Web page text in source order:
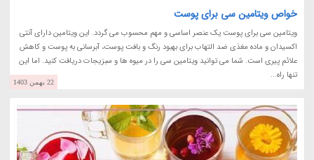
خواص ویتامین سی برای پوست
ویتامین سی برای پوست یک عنصر اساسی و مهم محسوب می گردد. این ویتامین دارای آنتی
اکسیدان و ماده مغذی ضد التهاب برای بهبود رنگ و بافت پوست، آبرسانی به پوست و کاهش
علائم پیری است. شما می توانید ویتامین سی را در میوه ها و سبزیجات دریافت کنید. اما این
تنها راه...
22 بهمن 1403